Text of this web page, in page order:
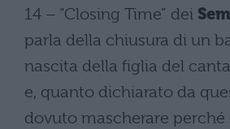
14 – “Closing Time” dei
parla della chiusura di un
nascita della figlia del
e, quanto dichiarato da
dovuto mascherare perché